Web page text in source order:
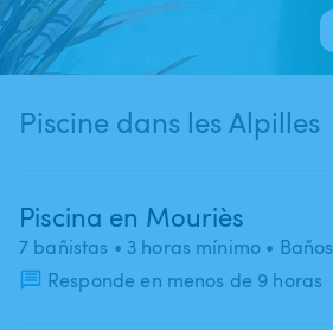
Piscine dans les Alpilles
Piscina en Mouriès
7 bañistas • 3 horas mínimo • Baños
Responde en menos de 9 horas